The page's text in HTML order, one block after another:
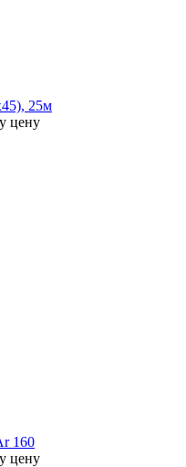
25м
цену
160
цену